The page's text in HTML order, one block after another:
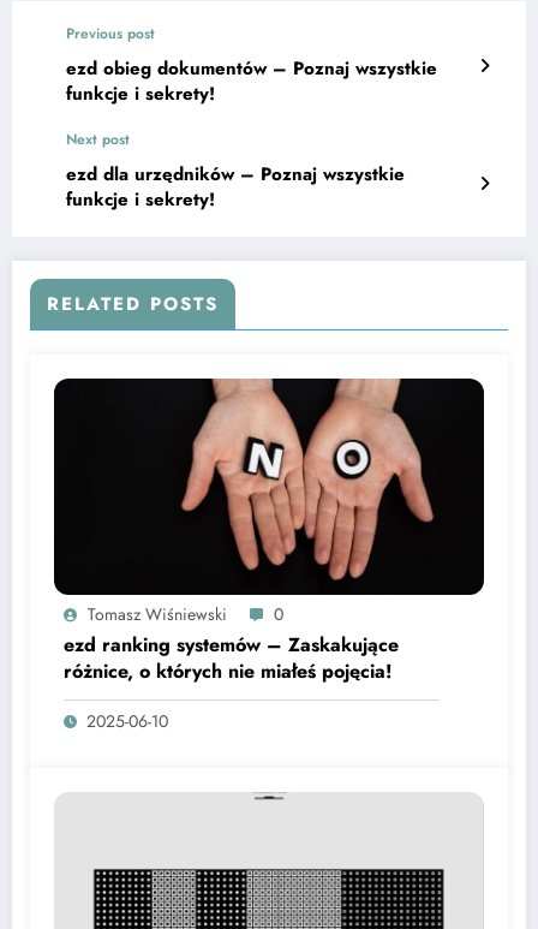
Previous post
ezd obieg dokumentów – Poznaj wszystkie
funkcje i sekrety!
Next post
ezd dla urzędników – Poznaj wszystkie
funkcje i sekrety!
RELATED POSTS
Tomasz Wiśniewski 0
ezd ranking systemów – Zaskakujące
różnice, o których nie miałeś pojęcia!
2025-06-10